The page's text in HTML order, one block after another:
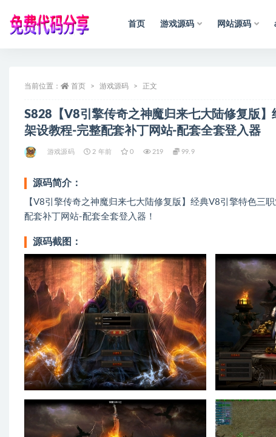
首页 游戏源码 网站源码
当前位置： 首页 游戏源码 正文
S828【V8引擎传奇之神魔归来七大陆修复版
架设教程-完整配套补丁网站-配套全套登入器
游戏源码 2 年前 0 219 99.9
源码简介：
【V8引擎传奇之神魔归来七大陆修复版】经典V8引擎特色
配套补丁网站-配套全套登入器！
源码截图：